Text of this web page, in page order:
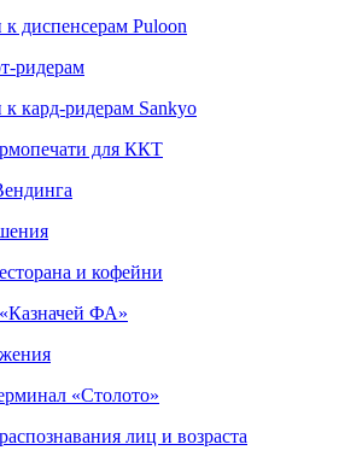
к диспенсерам Puloon
ридерам
к кард-ридерам Sankyo
для ККТ
и кофейни
ФА»
«Столото»
лиц и возраста